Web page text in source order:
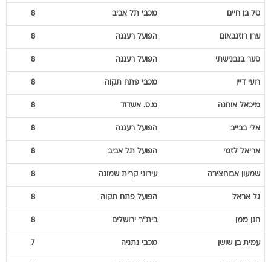
טל בן חיים מכבי תל אביב 8
ערן רוזנבאום הפועל רעננה 8
סער בנבנישתי הפועל רעננה 8
רועי דיין מכבי פתח תקוה 8
מיכאל אוחנה מ.ס. אשדוד 8
אלי בבייב הפועל רעננה 8
אריאל לזמי הפועל תל אביב 8
שמעון אבוחצירה עירוני קרית שמונה 8
גל אראל הפועל פתח תקוה 8
חנן ממן בית"ר ירושלים 8
עמית בן שושן מכבי נתניה 7